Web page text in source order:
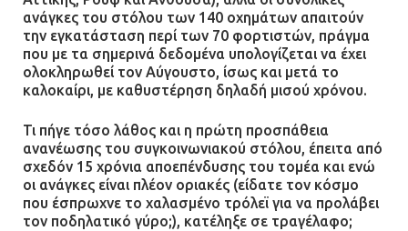
ανάγκες του στόλου των 140 οχημάτων απαιτούν
την εγκατάσταση περί των 70 φορτιστών, πράγμα
που με τα σημερινά δεδομένα υπολογίζεται να έχει
ολοκληρωθεί τον Αύγουστο, ίσως και μετά το
καλοκαίρι, με καθυστέρηση δηλαδή μισού χρόνου.
Τι πήγε τόσο λάθος και η πρώτη προσπάθεια
ανανέωσης του συγκοινωνιακού στόλου, έπειτα από
σχεδόν 15 χρόνια αποεπένδυσης του τομέα και ενώ
οι ανάγκες είναι πλέον οριακές (είδατε τον κόσμο
που έσπρωχνε το χαλασμένο τρόλεϊ για να προλάβει
τον ποδηλατικό γύρο;), κατέληξε σε τραγέλαφο;